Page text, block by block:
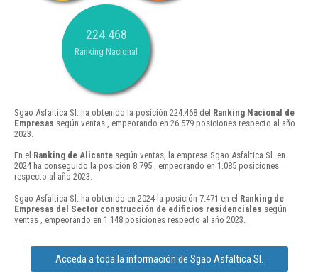
224.468
Ranking Nacional
Sgao Asfaltica Sl. ha obtenido la posición 224.468 del Ranking Nacional de
Empresas según ventas , empeorando en 26.579 posiciones respecto al año
2023.
En el Ranking de Alicante según ventas, la empresa Sgao Asfaltica Sl. en
2024 ha conseguido la posición 8.795 , empeorando en 1.085 posiciones
respecto al año 2023.
Sgao Asfaltica Sl. ha obtenido en 2024 la posición 7.471 en el Ranking de
Empresas del Sector construcción de edificios residenciales según
ventas , empeorando en 1.148 posiciones respecto al año 2023.
Acceda a toda la información de Sgao Asfaltica Sl.